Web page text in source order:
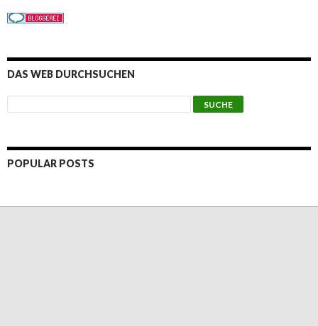
DAS WEB DURCHSUCHEN
POPULAR POSTS